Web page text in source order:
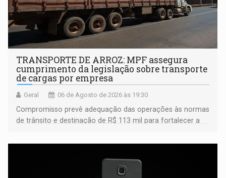
TRANSPORTE DE ARROZ: MPF assegura
cumprimento da legislação sobre transporte
de cargas por empresa
Geral 06 de Agosto de 2026 às 19:30
Compromisso prevê adequação das operações às normas
de trânsito e destinação de R$ 113 mil para fortalecer a